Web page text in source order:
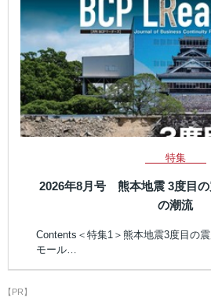
特集
2026年8月号 熊本地震 3度目
の潮流
Contents＜特集1＞熊本地震3度目の
モール…
【PR】